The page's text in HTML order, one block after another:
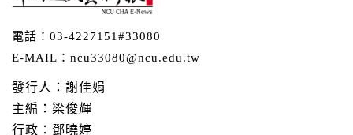
電話： 03-4227151#33080
E-MAIL： ncu33080@ncu.edu.tw
發行人：謝佳娟
主編：梁俊輝
行政：鄧曉婷